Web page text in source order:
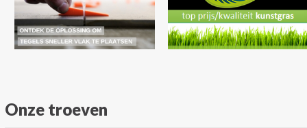
Onze troeven